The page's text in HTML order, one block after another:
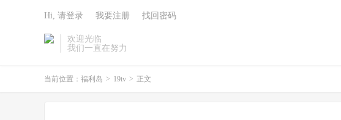
欢迎光临
我们一直在努力
Hi, 请登录 我要注册 找回密码
当前位置： 福利岛 > 19tv > 正文